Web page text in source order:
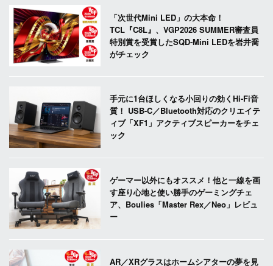
「次世代Mini LED」の大本命！
TCL『C8L』、VGP2026 SUMMER審査員
特別賞を受賞したSQD-Mini LEDを岩井喬
がチェック
手元に1台ほしくなる小回りの効くHi-Fi音
質！ USB-C／Bluetooth対応のクリエイテ
ィブ「XF1」アクティブスピーカーをチェ
ック
ゲーマー以外にもオススメ！他と一線を画
す座り心地と使い勝手のゲーミングチェ
ア、Boulies「Master Rex／Neo」レビュ
ー
AR／XRグラスはホームシアターの夢を見